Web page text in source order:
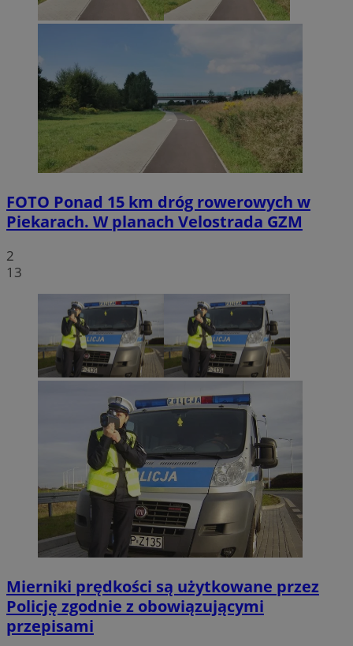
FOTO Ponad 15 km dróg rowerowych w
Piekarach. W planach Velostrada GZM
2
13
Mierniki prędkości są użytkowane przez
Policję zgodnie z obowiązującymi
przepisami